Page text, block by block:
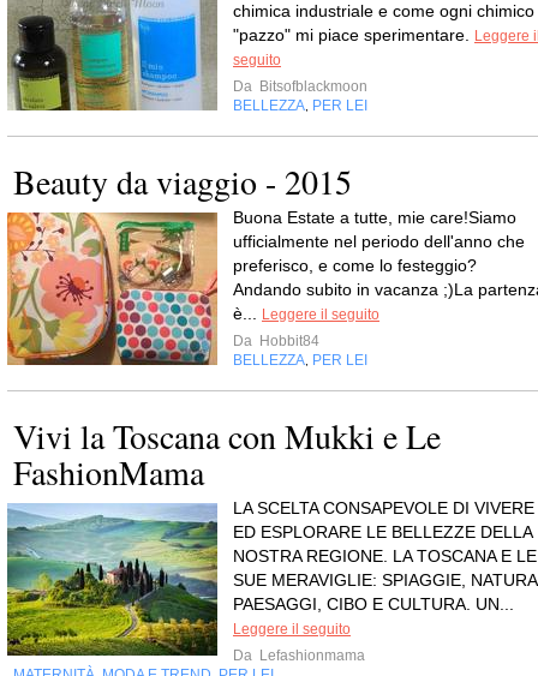
chimica industriale e come ogni chimico
"pazzo" mi piace sperimentare.
Leggere
seguito
Da Bitsofblackmoon
BELLEZZA PER LEI
Beauty da viaggio - 2015
Buona Estate a tutte, mie care!Siamo
ufficialmente nel periodo dell'anno che
preferisco, e come lo festeggio?
Andando subito in vacanza ;)La
è...
Leggere il seguito
Da Hobbit84
BELLEZZA PER LEI
Vivi la Toscana con Mukki e Le
FashionMama
LA SCELTA CONSAPEVOLE DI VIVERE
ED ESPLORARE LE BELLEZZE DELLA
NOSTRA REGIONE. LA TOSCANA E LE
SUE MERAVIGLIE: SPIAGGIE,
PAESAGGI, CIBO E CULTURA. UN...
Leggere il seguito
Da Lefashionmama